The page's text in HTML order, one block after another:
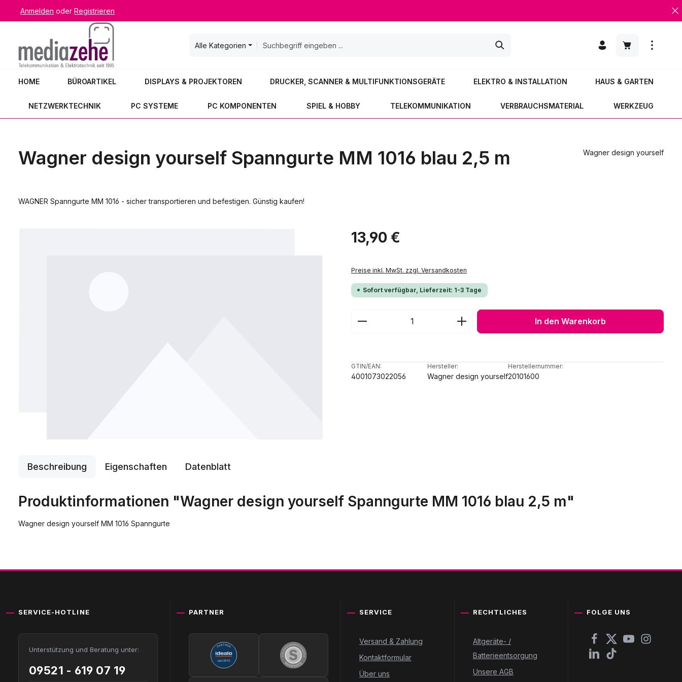
Hauptinhalt springen
Zur Suche springen
Zur Hauptnavigation springen
Anmelden oder Registrieren
Alle Kategorien
Warenkorb
HOME BÜROARTIKEL DISPLAYS & PROJEKTOREN DRUCKER, SCANNER & MULTIFUNKTIONSGERÄTE ELEKTRO & INSTALLATION HAUS & GARTEN
NETZWERKTECHNIK PC SYSTEME PC KOMPONENTEN SPIEL & HOBBY TELEKOMMUNIKATION VERBRAUCHSMATERIAL WERKZEUG
Wagner design yourself Spanngurte MM 1016 blau 2,5 m Wagner design yourself
WAGNER Spanngurte MM 1016 - sicher transportieren und befestigen. Günstig kaufen!
Regulärer Preis:
13,90 €
Preise inkl. MwSt. zzgl. Versandkosten
Sofort verfügbar, Lieferzeit: 1-3 Tage
Produkt Anzahl: Gib den gewünschten Wert ein oder
In den Warenkorb
GTIN/EAN:
4001073022056
Hersteller:
Wagner design yourself
Herstellernummer:
20101600
Beschreibung Eigenschaften Datenblatt
Produktinformationen "Wagner design yourself Spanngurte MM 1016 blau 2,5 m"
Wagner design yourself MM 1016 Spanngurte
SERVICE-HOTLINE
Unterstützung und Beratung unter:
09521 - 619 07 19
PARTNER SERVICE
Versand & Zahlung
Kontaktformular
Über uns
RECHTLICHES
Altgeräte- /
Batterieentsorgung
Unsere AGB
FOLGE UNS